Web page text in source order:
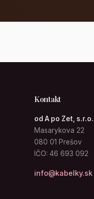
Kontakt
od A po Zet, s.r.o.
Masarykova 22
080 01 Prešov
IČO: 46 693 092
info@kabelky.sk